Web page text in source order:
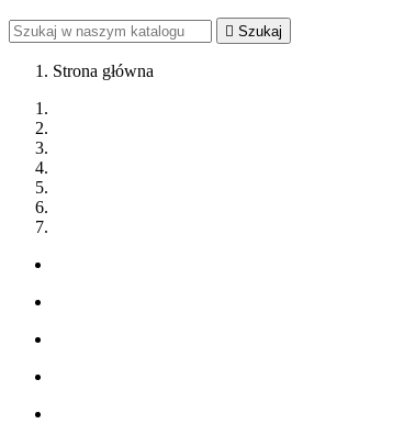
 Szukaj
Strona główna